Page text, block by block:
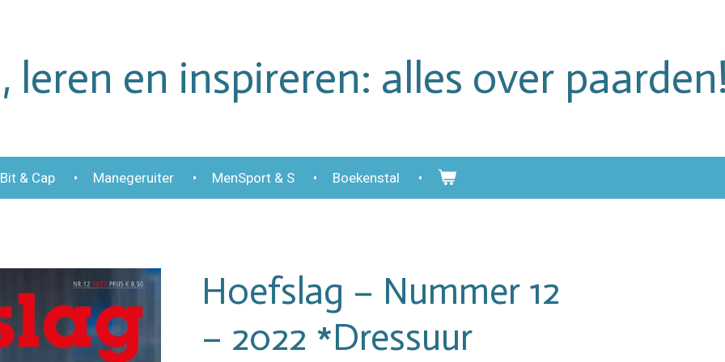
leren en inspireren: alles over
Bit & Cap Manegeruiter MenSport & S Boekenstal
Hoefslag – Nummer 12
– 2022 *Dressuur